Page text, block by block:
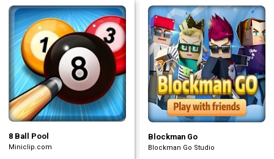
8 Ball Pool
Miniclip.com
Blockman Go
Blockman Go Studio